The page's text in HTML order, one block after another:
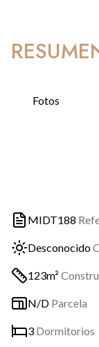
Fotos
MIDT188
Desconocido
123m²
N/D Parcela
3 Dormitorios